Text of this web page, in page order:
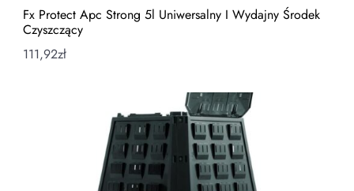
Fx Protect Apc Strong 5l Uniwersalny I Wydajny Środek
Czyszczący
111,92zł